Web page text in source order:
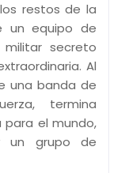
restos de la
un equipo de
secreto
Al
una banda de
termina
el mundo,
un grupo de